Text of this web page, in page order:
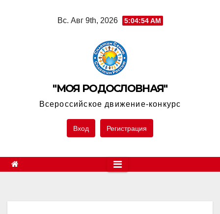
Вс. Авг 9th, 2026 5:04:54 AM
"МОЯ РОДОСЛОВНАЯ"
Всероссийское движение-конкурс
Вход Регистрация